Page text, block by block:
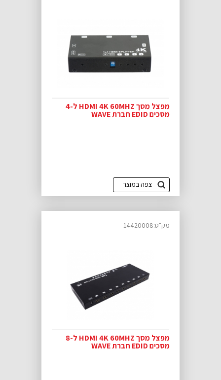
מפצל מסך HDMI 4K 60MHZ ל-4
מסכים EDID חברת WAVE
צפה במוצר
מפצל מסך HDMI 4K 60MHZ ל-8
מסכים EDID חברת WAVE
מק"ט:14420008